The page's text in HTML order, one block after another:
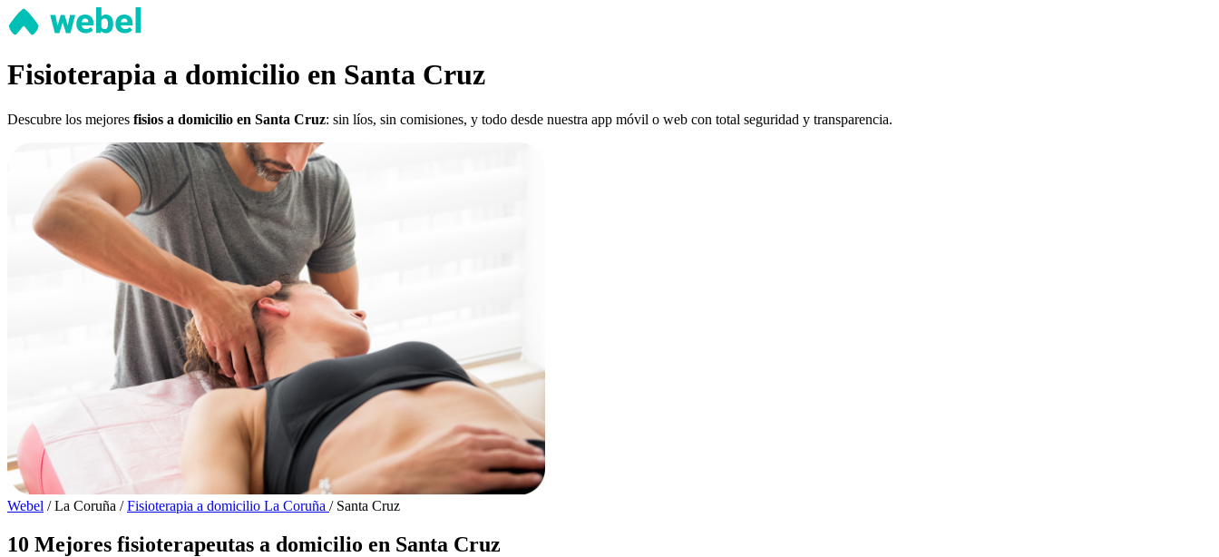
Fisioterapia a domicilio en Santa Cruz
Descubre los mejores fisios a domicilio en Santa Cruz: sin líos, sin comisiones, y todo desde nuestra app móvil o web con total seguridad y transparencia.
Webel / La Coruña / Fisioterapia a domicilio La Coruña / Santa Cruz
10 Mejores fisioterapeutas a domicilio en Santa Cruz